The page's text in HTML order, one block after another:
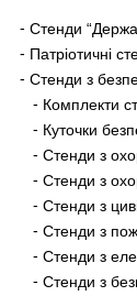
Стенди
Патріотичні
Стенди з
Комплекти
Куточки
Стенди з
Стенди з
Стенди з
Стенди з
Стенди з
Стенди з